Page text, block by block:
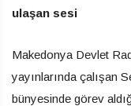
ulaşan sesi
Makedonya Devlet
yayınlarında çalışan
bünyesinde görev